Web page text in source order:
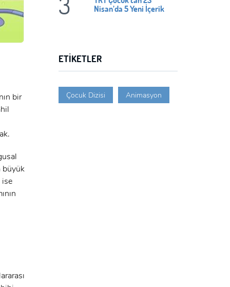
bir
büyük
ise
Nisan’da 5 Yeni İçerik
ETIKETLER
Çocuk Dizisi Animasyon